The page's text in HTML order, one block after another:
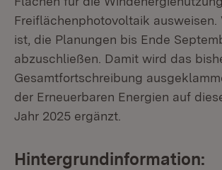
Freiflächenphotovoltaik ausweisen.
ist, die Planungen bis Ende
abzuschließen. Damit wird das
Gesamtfortschreibung
der Erneuerbaren Energien auf
Jahr 2025 ergänzt.
Hintergrundinformation: